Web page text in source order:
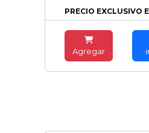
PRECIO EXCLUSIVO
Agregar